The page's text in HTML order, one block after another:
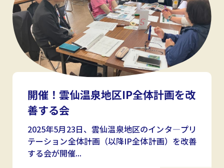
開催！雲仙温泉地区IP全体計画を改
善する会
2025年5月23日、雲仙温泉地区のインタ―プリ
テーション全体計画（以降IP全体計画）を改善
する会が開催...